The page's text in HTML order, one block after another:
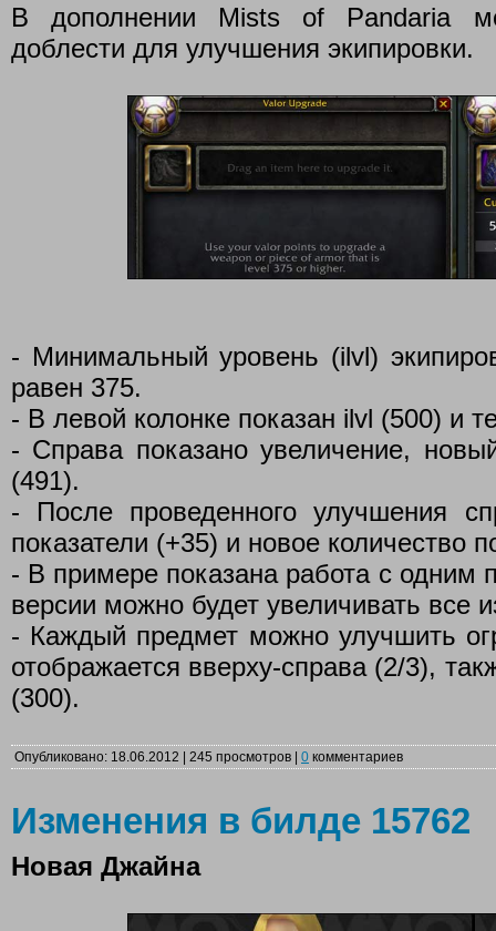
В дополнении Mists of Pandaria
доблести для улучшения экипировки.
- Минимальный уровень (ilvl)
равен 375.
- В левой колонке показан ilvl (500) и
- Справа показано увеличение,
(491).
- После проведенного улучшения
показатели (+35) и новое количество
- В примере показана работа с одним
версии можно будет увеличивать все
- Каждый предмет можно улучшить
отображается вверху-справа (2/3),
(300).
Опубликовано: 18.06.2012 | 245 просмотров | 0 комментариев
Изменения в билде 15762
Новая Джайна